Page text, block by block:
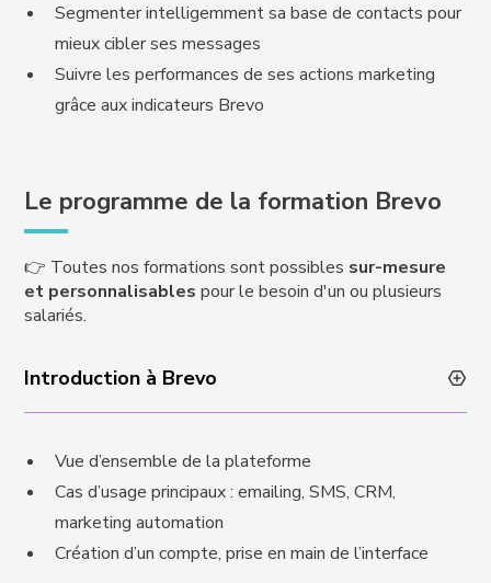
Segmenter intelligemment sa base de contacts pour
mieux cibler ses messages
Suivre les performances de ses actions marketing
grâce aux indicateurs Brevo
Le programme de la formation Brevo
👉 Toutes nos formations sont possibles sur-mesure
et personnalisables pour le besoin d'un ou plusieurs
salariés.
Introduction à Brevo
Vue d’ensemble de la plateforme
Cas d’usage principaux : emailing, SMS, CRM,
marketing automation
Création d’un compte, prise en main de l’interface